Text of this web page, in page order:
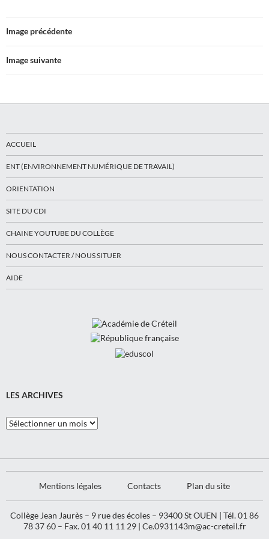
Image précédente
Image suivante
ACCUEIL
ENT (ENVIRONNEMENT NUMÉRIQUE DE TRAVAIL)
ORIENTATION
SITE DU CDI
CHAINE YOUTUBE DU COLLÈGE
NOUS CONTACTER / NOUS SITUER
AIDE
LES ARCHIVES
Les
Archives
Mentions légales Contacts Plan du site
Collège Jean Jaurès – 9 rue des écoles – 93400 St OUEN | Tél. 01 86
78 37 60 – Fax. 01 40 11 11 29 | Ce.0931143m@ac-creteil.fr